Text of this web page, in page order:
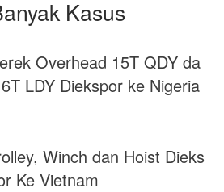
Kasus
Overhead 15T QDY da
LDY Diekspor ke Nigeria
Winch dan Hoist Dieks
Ke Vietnam